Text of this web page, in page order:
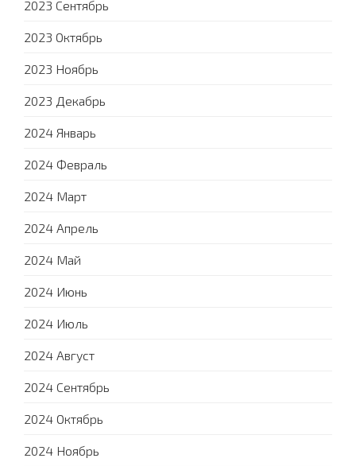
2023 Сентябрь
2023 Октябрь
2023 Ноябрь
2023 Декабрь
2024 Январь
2024 Февраль
2024 Март
2024 Апрель
2024 Май
2024 Июнь
2024 Июль
2024 Август
2024 Сентябрь
2024 Октябрь
2024 Ноябрь